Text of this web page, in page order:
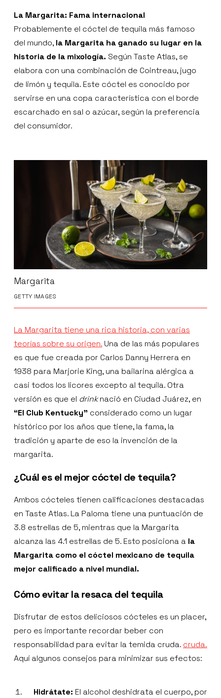
La Margarita: Fama internacional
Probablemente el cóctel de tequila más famoso
del mundo, la Margarita ha ganado su lugar en la
historia de la mixología. Según Taste Atlas, se
elabora con una combinación de Cointreau, jugo
de limón y tequila. Este cóctel es conocido por
servirse en una copa característica con el borde
escarchado en sal o azúcar, según la preferencia
del consumidor.
Margarita
GETTY IMAGES
La Margarita tiene una rica historia, con varias
teorías sobre su origen. Una de las más populares
es que fue creada por Carlos Danny Herrera en
1938 para Marjorie King, una bailarina alérgica a
casi todos los licores excepto al tequila. Otra
versión es que el drinknació en Ciudad Juárez, en
“El Club Kentucky” considerado como un lugar
histórico por los años que tiene, la fama, la
tradición y aparte de eso la invención de la
margarita.
¿Cuál es el mejor cóctel de tequila?
Ambos cócteles tienen calificaciones destacadas
en Taste Atlas. La Paloma tiene una puntuación de
3.8 estrellas de 5, mientras que la Margarita
alcanza las 4.1 estrellas de 5. Esto posiciona a la
Margarita como el cóctel mexicano de tequila
mejor calificado a nivel mundial.
Cómo evitar la resaca del tequila
Disfrutar de estos deliciosos cócteles es un placer,
pero es importante recordar beber con
responsabilidad para evitar la temida cruda. cruda.
Aquí algunos consejos para minimizar sus efectos:
Hidrátate: El alcohol deshidrata el cuerpo, por